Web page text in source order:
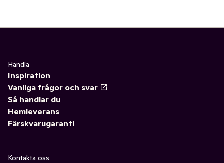
Handla
Inspiration
Vanliga frågor och svar
Så handlar du
Hemleverans
Färskvarugaranti
Kontakta oss